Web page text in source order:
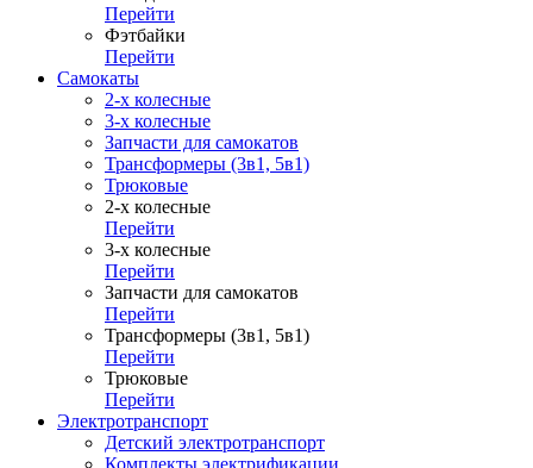
Перейти
Фэтбайки
Перейти
Самокаты
2-х колесные
3-х колесные
Запчасти для самокатов
Трансформеры (3в1, 5в1)
Трюковые
2-х колесные
Перейти
3-х колесные
Перейти
Запчасти для самокатов
Перейти
Трансформеры (3в1, 5в1)
Перейти
Трюковые
Перейти
Электротранспорт
Детский электротранспорт
Комплекты электрификации